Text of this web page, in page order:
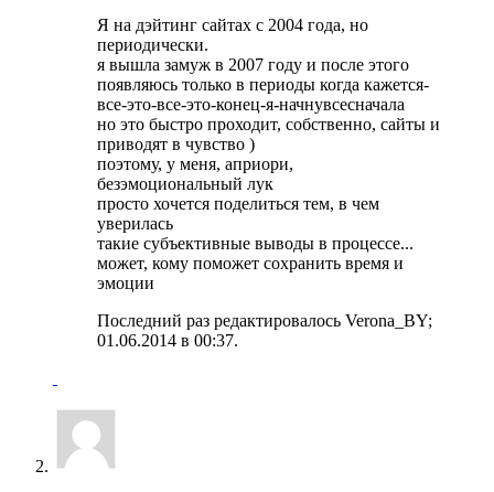
Я на дэйтинг сайтах с 2004 года, но
периодически.
я вышла замуж в 2007 году и после этого
появляюсь только в периоды когда кажется-
все-это-все-это-конец-я-начнувсесначала
но это быстро проходит, собственно, сайты и
приводят в чувство )
поэтому, у меня, априори,
безэмоциональный лук
просто хочется поделиться тем, в чем
уверилась
такие субъективные выводы в процессе...
может, кому поможет сохранить время и
эмоции
Последний раз редактировалось Verona_BY;
01.06.2014 в 00:37.